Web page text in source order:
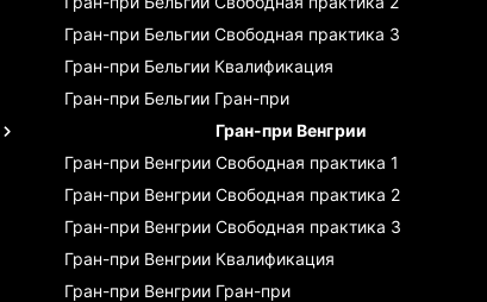
Гран-при Бельгии Свободная практика 3
Гран-при Бельгии Квалификация
Гран-при Бельгии Гран-при
Гран-при Венгрии
Гран-при Венгрии Свободная практика 1
Гран-при Венгрии Свободная практика 2
Гран-при Венгрии Свободная практика 3
Гран-при Венгрии Квалификация
Гран-при Венгрии Гран-при